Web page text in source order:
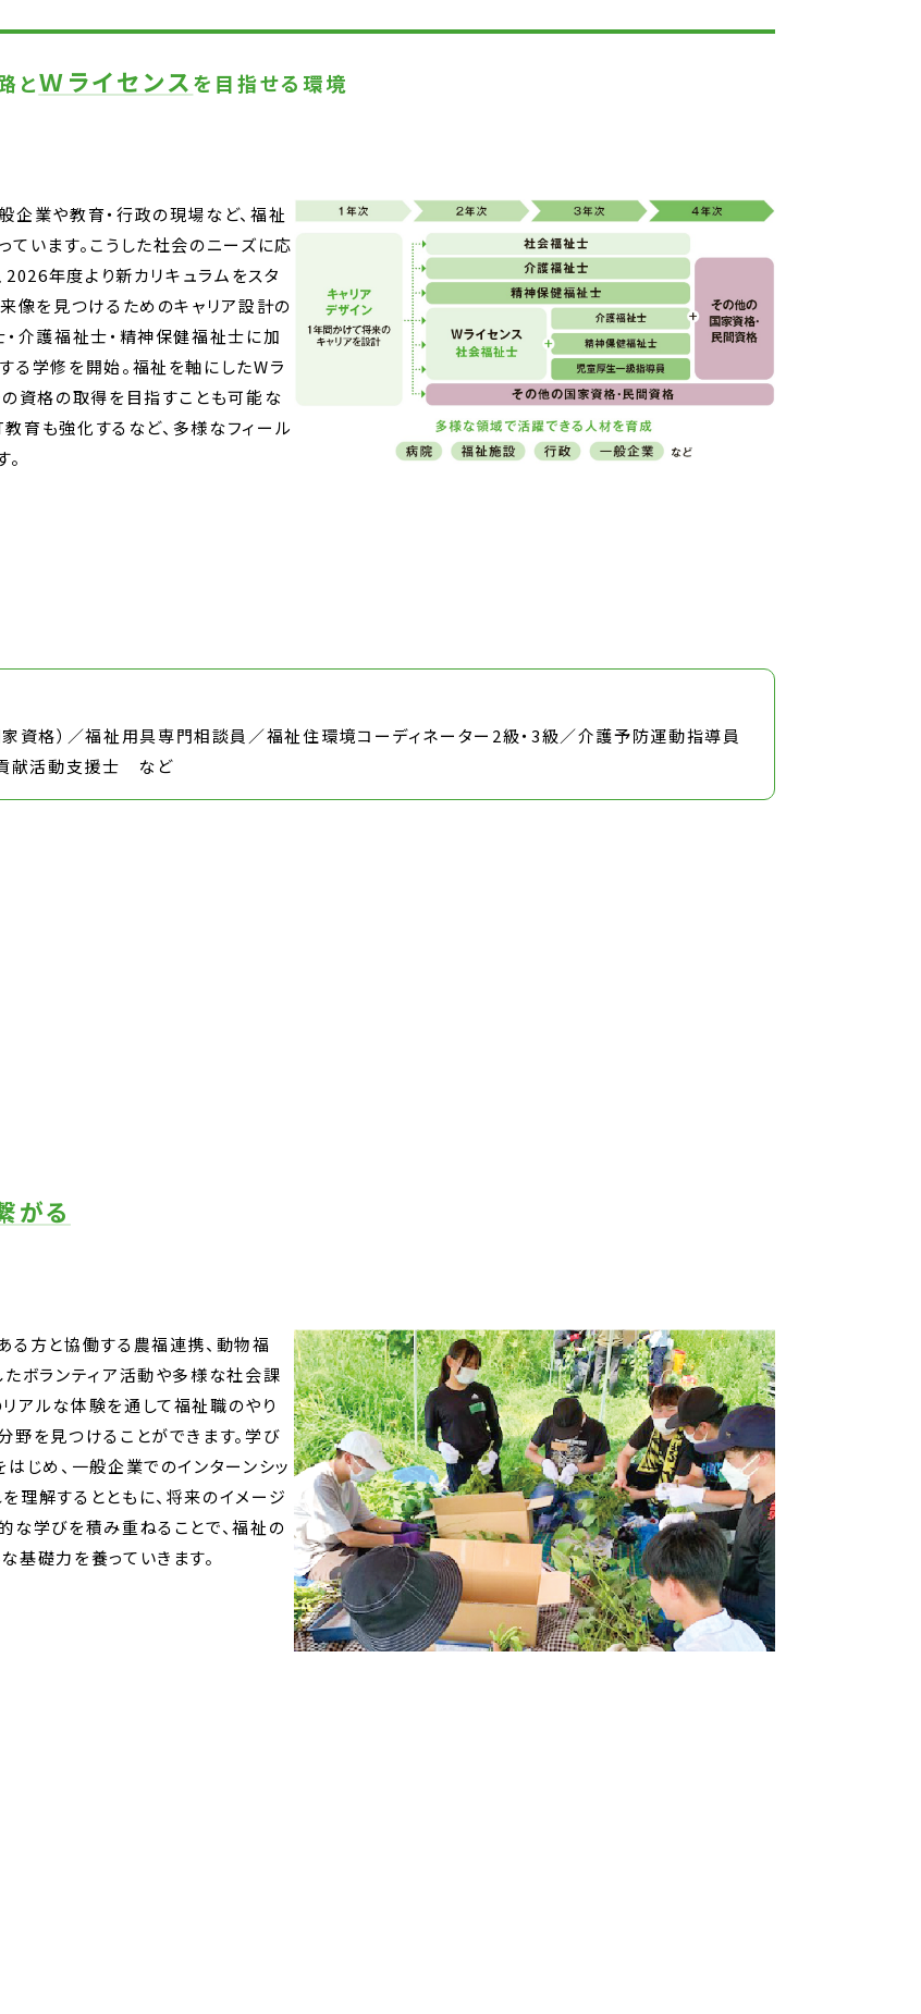
とＷライセンスを目指せる環境
企業や教育・行政の現場など、福祉
います。こうした社会のニーズに応
年度より新カリキュラムをスタ
像を見つけるためのキャリア設計の
介護福祉士・精神保健福祉士に加
る学修を開始。福祉を軸にしたWラ
の資格の取得を目指すことも可能な
教育も強化するなど、多様なフィール
資格）／福祉用具専門相談員／福祉住環境コーディネーター2級・3級／介護予防運動指導員
貢献活動支援士 など
がる
る方と協働する農福連携、動物福
たボランティア活動や多様な社会課
アルな体験を通して福祉職のやり
野を見つけることができます。学び
じめ、一般企業でのインターンシッ
理解するとともに、将来のイメージ
な学びを積み重ねることで、福祉の
基礎力を養っていきます。